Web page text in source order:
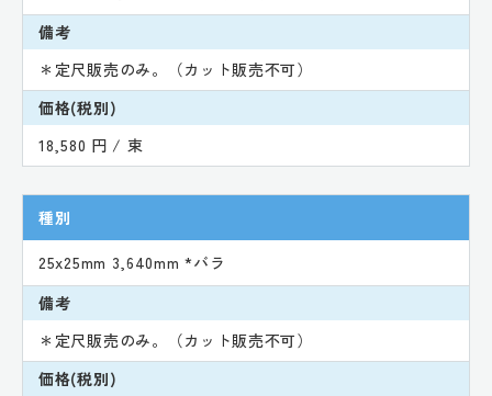
備考
＊定尺販売のみ。（カット販売不可）
価格(税別)
18,580 円 / 束
種別
25x25mm 3,640mm *バラ
備考
＊定尺販売のみ。（カット販売不可）
価格(税別)